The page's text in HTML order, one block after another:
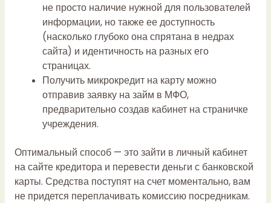
не просто наличие нужной для пользователей
информации, но также ее доступность
(насколько глубоко она спрятана в недрах
сайта) и идентичность на разных его
страницах.
Получить микрокредит на карту можно
отправив заявку на займ в МФО,
предварительно создав кабинет на страничке
учреждения.
Оптимальный способ — это зайти в личный кабинет
на сайте кредитора и перевести деньги с банковской
карты. Средства поступят на счет моментально, вам
не придется переплачивать комиссию посредникам.